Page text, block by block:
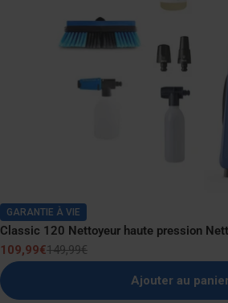
GARANTIE À VIE
Classic 120 Nettoyeur haute pression
Prix
de
vente
109,99€
Prix
normal
149,99€
Ajouter au